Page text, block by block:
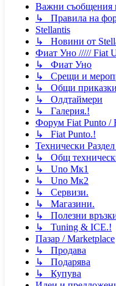
Важни съобщения
↳ Правила на
Stellantis
↳ Новини от
Фиат Уно ///// Fiat
↳ Фиат Уно
↳ Срещи и
↳ Общи приказки
↳ Олдтаймери
↳ Галерия.!
Форум Fiat Punto /
↳ Fiat Punto.!
Технически
↳ Общ
↳ Uno Мк1
↳ Uno Мк2
↳ Сервизи.
↳ Магазини.
↳ Полезни
↳ Tuning & ICE.!
Пазар / Marketplace
↳ Продава
↳ Подарява
↳ Купува